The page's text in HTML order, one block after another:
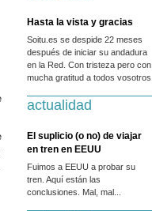
Hasta la vista y gracias
Soitu.es se despide 22 meses
después de iniciar su andadura
en la Red. Con tristeza pero con
mucha gratitud a todos vosotros.
actualidad
El suplicio (o no) de viajar
en tren en EEUU
Fuimos a EEUU a probar su
tren. Aquí están las
conclusiones. Mal, mal...